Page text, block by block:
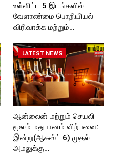
உள்ளிட்ட 5 இடங்களில்
வேளாண்மை பொறியியல்
விரிவாக்க மற்றும்…
LATEST NEWS
ஆன்லைன் மற்றும் செயலி
மூலம் மதுபானம் விற்பனை:
இன்று(ஆகஸ்ட் 6) முதல்
அமலுக்கு…